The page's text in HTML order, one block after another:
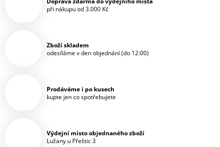
při nákupu od 3.000 Kč
Zboží skladem
odesíláme v den objednání (do 12:00)
Prodáváme i po kusech
kupte jen co spotřebujete
Výdejní místo objednaného zboží
Lužany u Přeštic 3